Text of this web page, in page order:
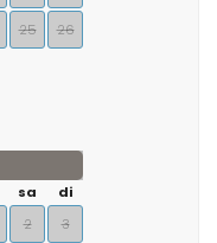
25 26
sa
di
2 3